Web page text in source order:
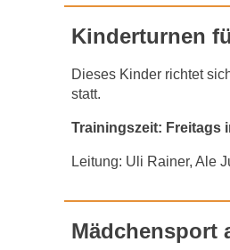
Kinderturnen
Dieses Kinder richtet
statt.
Trainingszeit: Freitags
Leitung: Uli Rainer, Ale
Mädchensport